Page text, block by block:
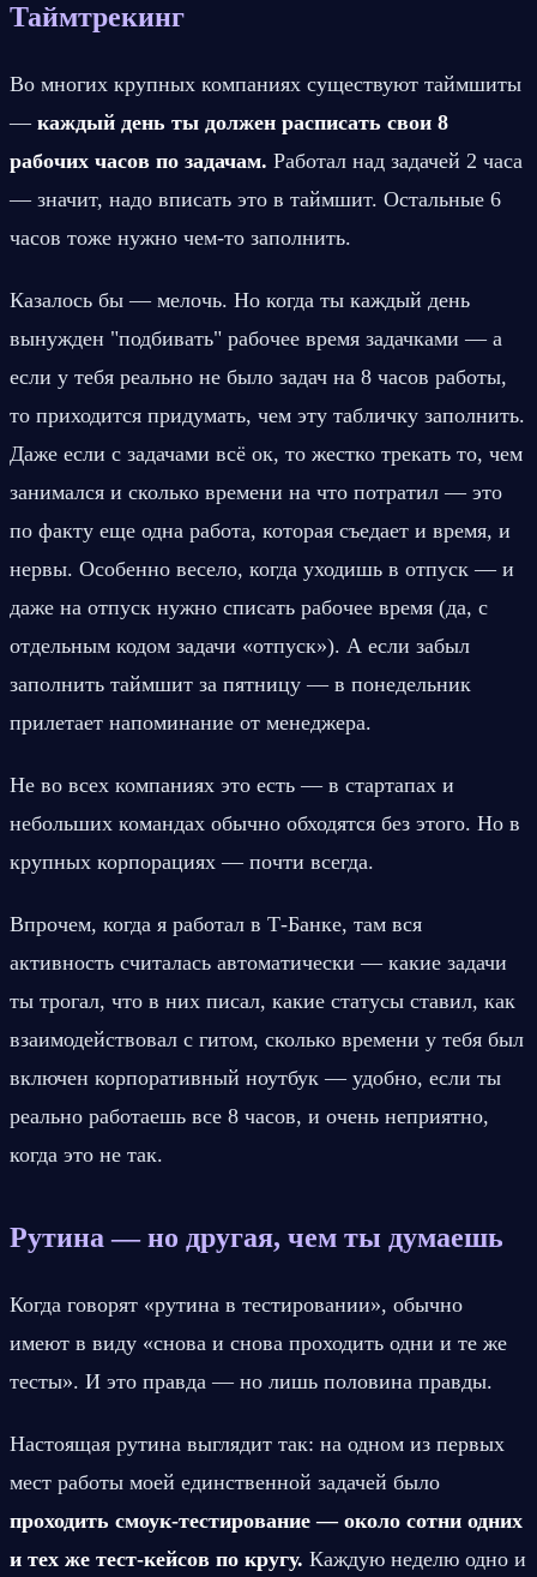
Таймтрекинг
Во многих крупных компаниях существуют таймшиты
— каждый день ты должен расписать свои 8
рабочих часов по задачам. Работал над задачей 2 часа
— значит, надо вписать это в таймшит. Остальные 6
часов тоже нужно чем-то заполнить.
Казалось бы — мелочь. Но когда ты каждый день
вынужден "подбивать" рабочее время задачками — а
если у тебя реально не было задач на 8 часов работы,
то приходится придумать, чем эту табличку заполнить.
Даже если с задачами всё ок, то жестко трекать то, чем
занимался и сколько времени на что потратил — это
по факту еще одна работа, которая съедает и время, и
нервы. Особенно весело, когда уходишь в отпуск — и
даже на отпуск нужно списать рабочее время (да, с
отдельным кодом задачи «отпуск»). А если забыл
заполнить таймшит за пятницу — в понедельник
прилетает напоминание от менеджера.
Не во всех компаниях это есть — в стартапах и
небольших командах обычно обходятся без этого. Но в
крупных корпорациях — почти всегда.
Впрочем, когда я работал в Т-Банке, там вся
активность считалась автоматически — какие задачи
ты трогал, что в них писал, какие статусы ставил, как
взаимодействовал с гитом, сколько времени у тебя был
включен корпоративный ноутбук — удобно, если ты
реально работаешь все 8 часов, и очень неприятно,
когда это не так.
Рутина — но другая, чем ты думаешь
Когда говорят «рутина в тестировании», обычно
имеют в виду «снова и снова проходить одни и те же
тесты». И это правда — но лишь половина правды.
Настоящая рутина выглядит так: на одном из первых
проходить смоук-тестирование — около сотни одних
и тех же тест-кейсов по кругу. Каждую неделю одно и